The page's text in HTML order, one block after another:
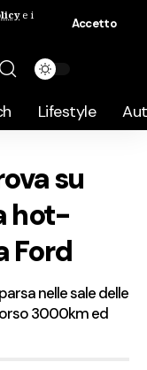
e i
Accetto
Lifestyle
su
hot-
Ford
nelle sale delle
3000km ed